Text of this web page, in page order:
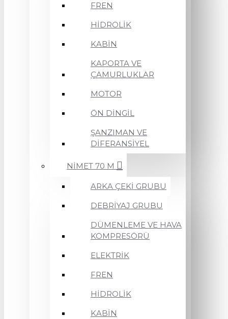
FREN
HİDROLİK
KABİN
KAPORTA VE
ÇAMURLUKLAR
MOTOR
ÖN DİNGİL
ŞANZIMAN VE
DİFERANSİYEL
NİMET 70 M
ARKA ÇEKİ GRUBU
DEBRİYAJ GRUBU
DÜMENLEME VE HAVA
KOMPRESÖRÜ
ELEKTRİK
FREN
HİDROLİK
KABİN